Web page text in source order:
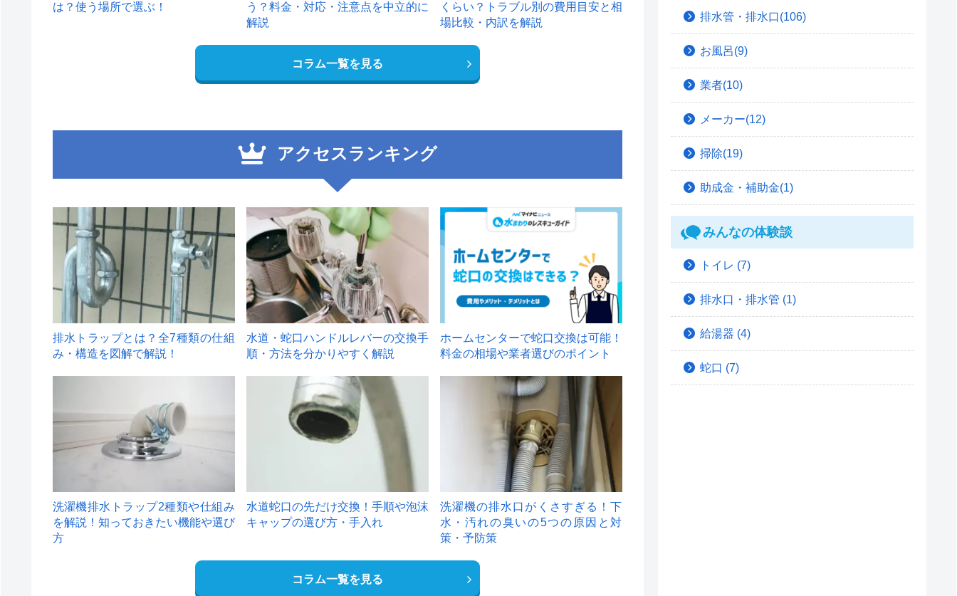
は？使う場所で選ぶ！
う？料金・対応・注意点を中立的に
解説
くらい？トラブル別の費用目安と相
場比較・内訳を解説
コラム一覧を見る
アクセスランキング
1
排水トラップとは？全7種類の仕組
み・構造を図解で解説！
2
水道・蛇口ハンドルレバーの交換手
順・方法を分かりやすく解説
ホームセンターで蛇口交換は可能！
料金の相場や業者選びのポイント
洗濯機排水トラップ2種類や仕組み
を解説！知っておきたい機能や選び
方
水道蛇口の先だけ交換！手順や泡沫
キャップの選び方・手入れ
洗濯機の排水口がくさすぎる！下
水・汚れの臭いの5つの原因と対
策・予防策
コラム一覧を見る
排水管・排水口(106)
お風呂(9)
業者(10)
メーカー(12)
掃除(19)
助成金・補助金(1)
みんなの体験談
トイレ (7)
排水口・排水管 (1)
給湯器 (4)
蛇口 (7)